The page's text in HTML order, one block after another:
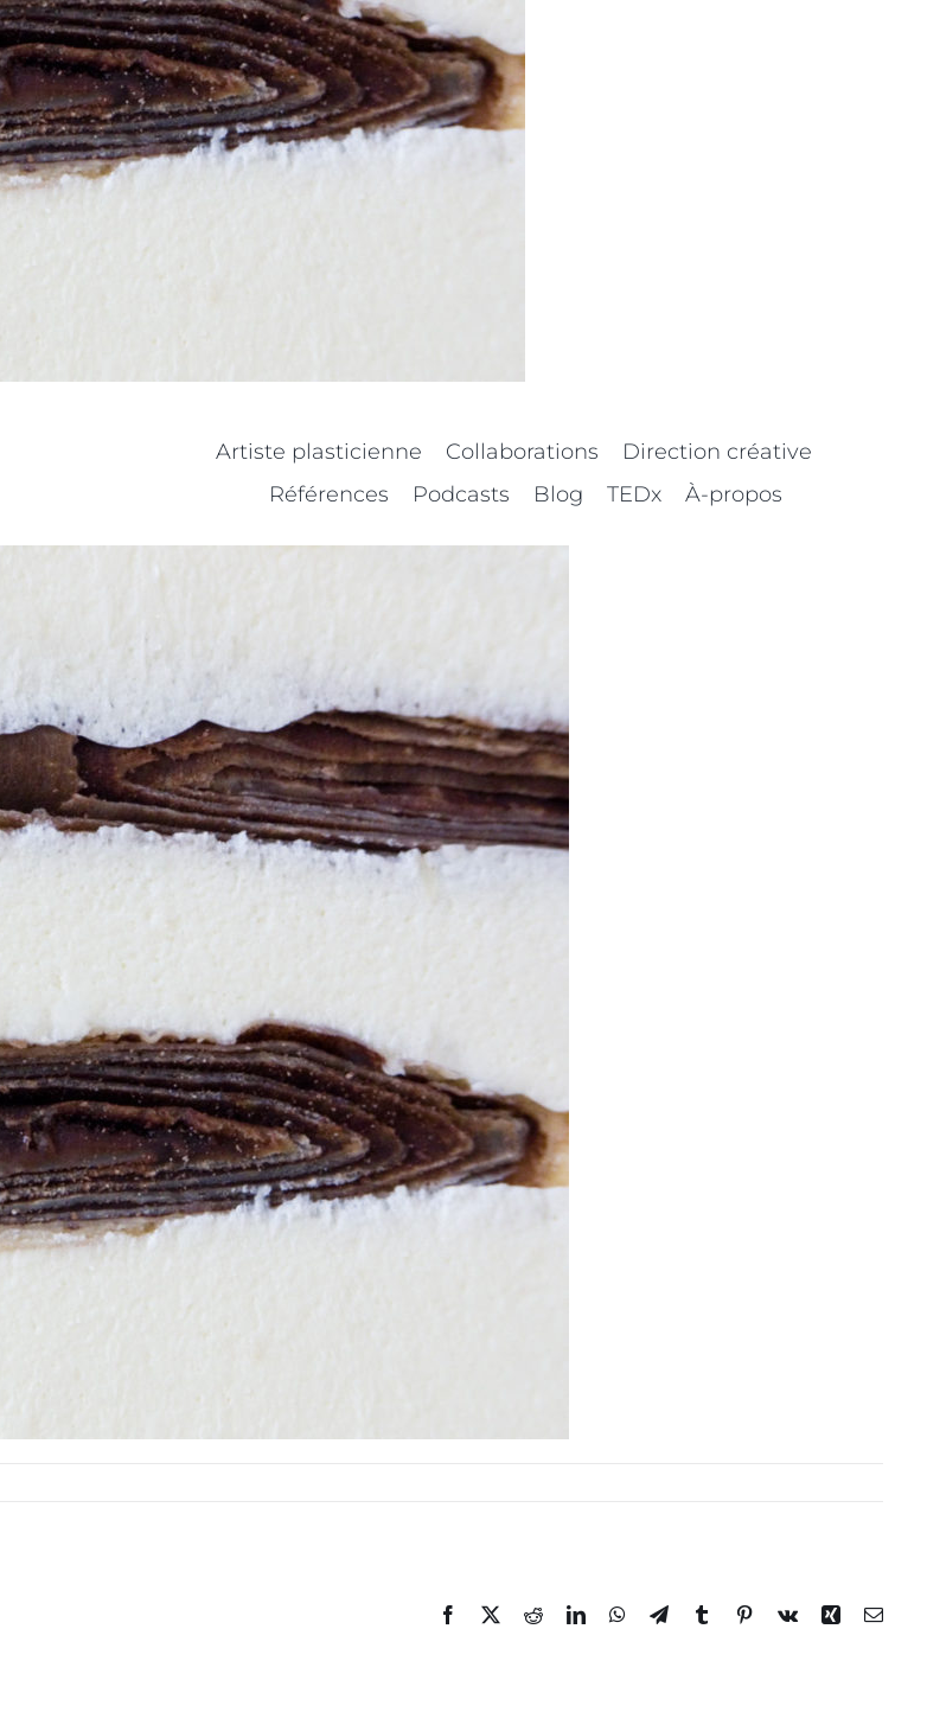
Artiste plasticienne Collaborations
Direction créative
Références
Podcasts Blog TEDx À-propos
Facebook
TwitterRedditLinkedInWhatsApp
TelegramTumblr Pinterest
Vk Xing Email